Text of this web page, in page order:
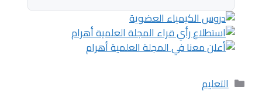
التصنيفات
التعليم